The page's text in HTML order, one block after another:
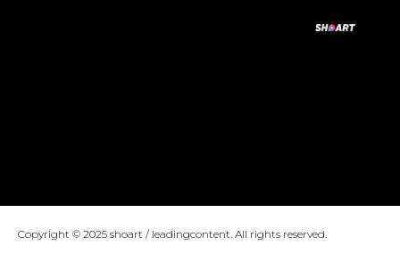
Copyright © 2025 shoart / leadingcontent. All rights reserved.